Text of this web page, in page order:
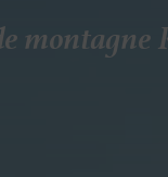
montagne